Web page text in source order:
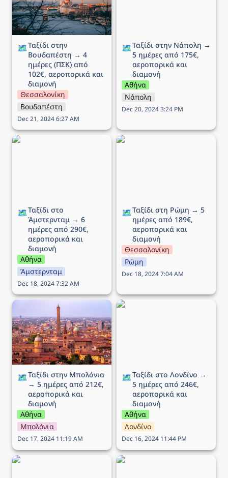
διαμονή
🗺️Ταξίδι στην
Βουδαπέστη → 4
ημέρες (ΠΣΚ) από
102€, αεροπορικά και
διαμονή
Θεσσαλονίκη
Βουδαπέστη
Dec 21, 2024 6:27 AM
🗺️Ταξίδι στην Νάπολη →
5 ημέρες από 175€,
αεροπορικά και
διαμονή
Αθήνα
Νάπολη
Dec 20, 2024 3:24 PM
Ταξίδι στο Άμστερνταμ →
🗺️Ταξίδι στο
Άμστερνταμ → 6
ημέρες από 290€,
αεροπορικά και
διαμονή
Αθήνα
Άμστερνταμ
Dec 18, 2024 7:32 AM
Ταξίδι στη Ρώμη → 5
🗺️Ταξίδι στη Ρώμη → 5
ημέρες από 189€,
αεροπορικά και
διαμονή
Θεσσαλονίκη
Ρώμη
Dec 18, 2024 7:04 AM
Ταξίδι στην Μπολόνια →
5 ημέρες από 212€,
αεροπορικά και διαμονή
🗺️Ταξίδι στην Μπολόνια
→ 5 ημέρες από 212€,
αεροπορικά και
διαμονή
Αθήνα
Μπολόνια
Dec 17, 2024 11:19 AM
Ταξίδι στο Λονδίνο → 5
🗺️Ταξίδι στο Λονδίνο →
5 ημέρες από 246€,
αεροπορικά και
διαμονή
Αθήνα
Λονδίνο
Dec 16, 2024 11:44 PM
Ταξίδι στη Βενετία → 5
Ταξίδι στην Λιουμπλιάνα